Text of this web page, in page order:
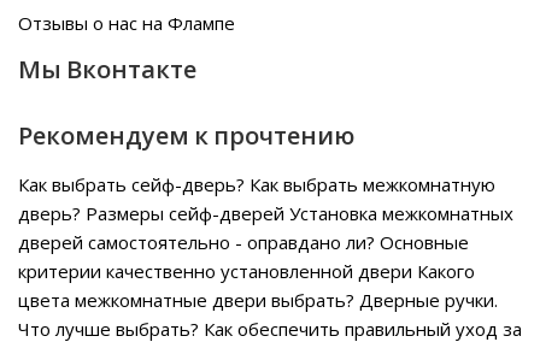
Отзывы о нас на Флампе
Мы Вконтакте
Рекомендуем к прочтению
Как выбрать сейф-дверь? Как выбрать межкомнатную
дверь? Размеры сейф-дверей Установка межкомнатных
дверей самостоятельно - оправдано ли? Основные
критерии качественно установленной двери Какого
цвета межкомнатные двери выбрать? Дверные ручки.
Что лучше выбрать? Как обеспечить правильный уход за